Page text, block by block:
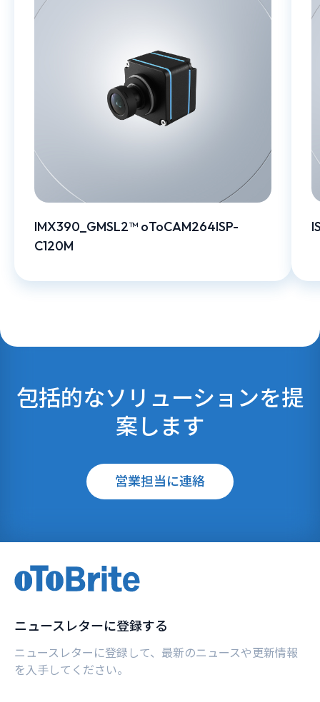
IMX390_GMSL2™ oToCAM264ISP-
C120M
包括的なソリューションを提
案します
営業担当に連絡
ニュースレターに登録する
ニュースレターに登録して、最新のニュースや更新情報
を入手してください。